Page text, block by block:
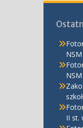
II st.